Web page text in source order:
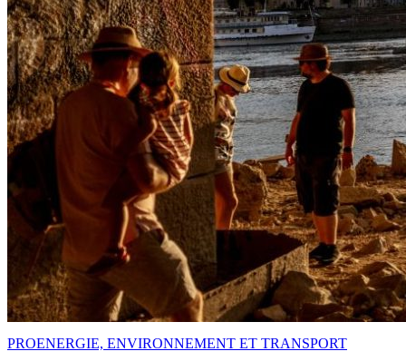
PROENERGIE, ENVIRONNEMENT ET TRANSPORT